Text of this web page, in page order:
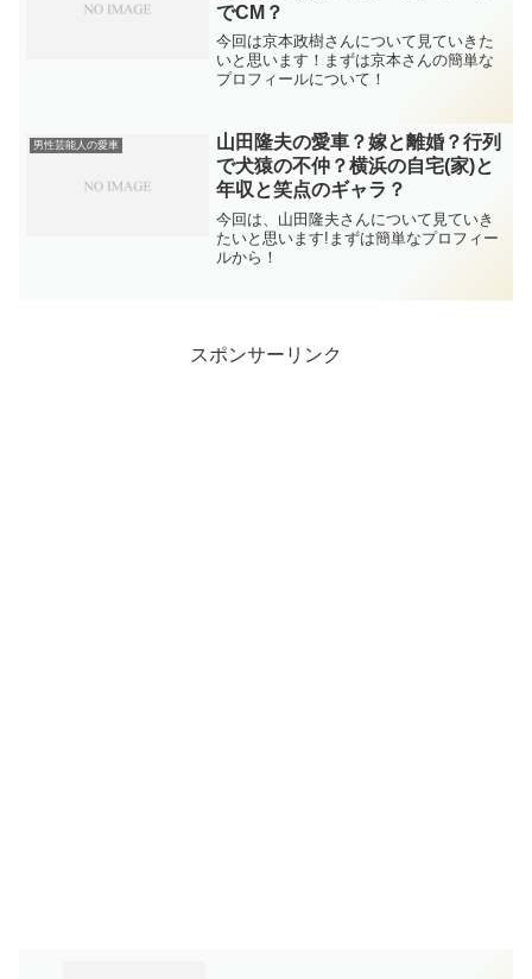
でCM？
今回は京本政樹さんについて見ていきた
いと思います！まずは京本さんの簡単な
プロフィールについて！
男性芸能人の愛車
山田隆夫の愛車？嫁と離婚？行列
で犬猿の不仲？横浜の自宅(家)と
年収と笑点のギャラ？
今回は、山田隆夫さんについて見ていき
たいと思います!まずは簡単なプロフィー
ルから！
スポンサーリンク